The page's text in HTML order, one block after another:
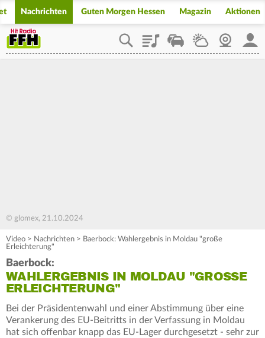
Nachrichten Guten Morgen Hessen Magazin Aktionen
PlaylistStaupilotWetterWebcam
© glomex, 21.10.2024
Video > Nachrichten > Baerbock: Wahlergebnis in Moldau "große
Erleichterung"
Baerbock:
WAHLERGEBNIS IN MOLDAU "GROSSE E
RLEICHTERUNG"
Bei der Präsidentenwahl und einer Abstimmung über eine
Verankerung des EU-Beitritts in der Verfassung in Moldau
hat sich offenbar knapp das EU-Lager durchgesetzt - sehr zur